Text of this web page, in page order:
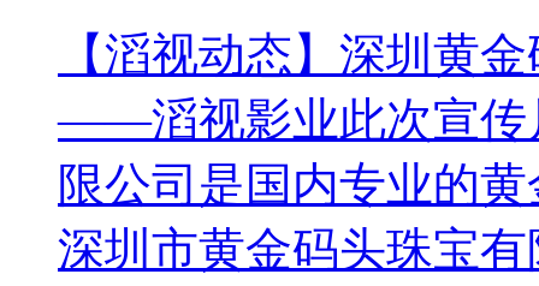
【滔视动态】深圳黄
——滔视影业此次宣传
限公司是国内专业的
深圳市黄金码头珠宝